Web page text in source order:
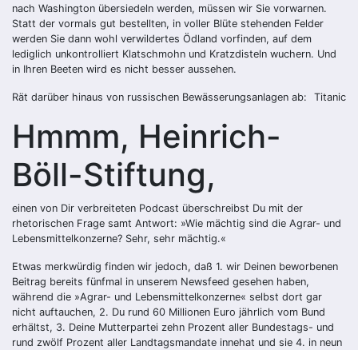
nach Washington übersiedeln werden, müssen wir Sie vorwarnen.
Statt der vormals gut bestellten, in voller Blüte stehenden Felder
werden Sie dann wohl verwildertes Ödland vorfinden, auf dem
lediglich unkontrolliert Klatschmohn und Kratzdisteln wuchern. Und
in Ihren Beeten wird es nicht besser aussehen.
Rät darüber hinaus von russischen Bewässerungsanlagen ab: Titanic
Hmmm, Heinrich-
Böll-Stiftung,
einen von Dir verbreiteten Podcast überschreibst Du mit der
rhetorischen Frage samt Antwort: »Wie mächtig sind die Agrar- und
Lebensmittelkonzerne? Sehr, sehr mächtig.«
Etwas merkwürdig finden wir jedoch, daß 1. wir Deinen beworbenen
Beitrag bereits fünfmal in unserem Newsfeed gesehen haben,
während die »Agrar- und Lebensmittelkonzerne« selbst dort gar
nicht auftauchen, 2. Du rund 60 Millionen Euro jährlich vom Bund
erhältst, 3. Deine Mutterpartei zehn Prozent aller Bundestags- und
rund zwölf Prozent aller Landtagsmandate innehat und sie 4. in neun